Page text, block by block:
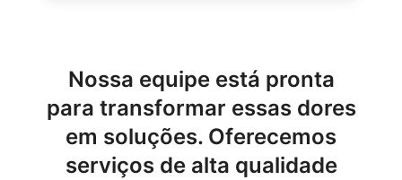
Nossa equipe está pronta
para transformar essas dores
em soluções. Oferecemos
serviços de alta qualidade